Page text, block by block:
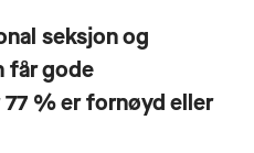
seksjon og
får gode
% er fornøyd eller